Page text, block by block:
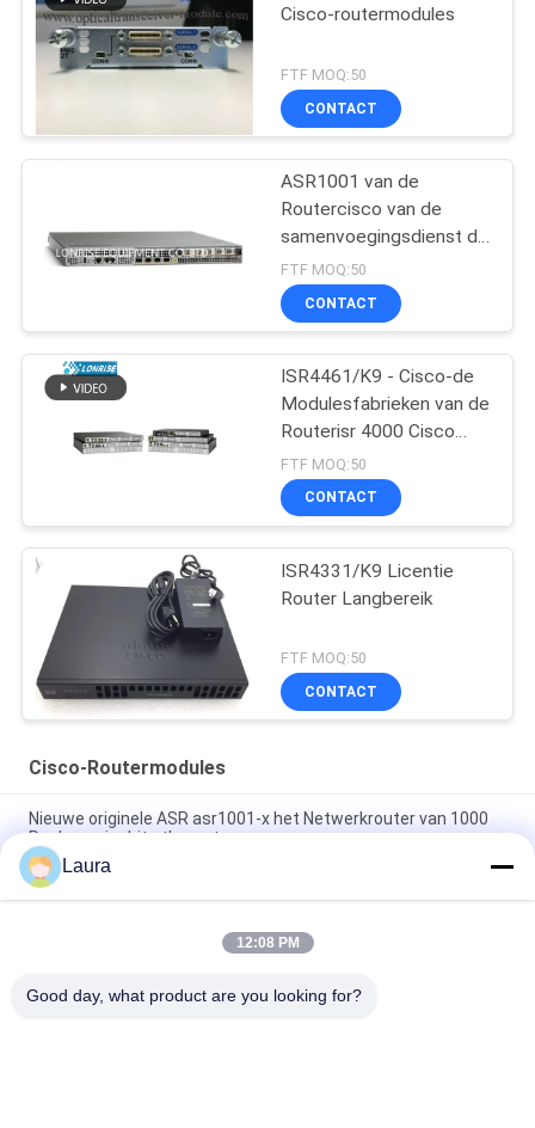
Cisco-routermodules
FTF MOQ:50
CONTACT
ASR1001 van de
Routercisco van de
samenvoegingsdienst de
Fabrieken van de
Routermodules
FTF MOQ:50
CONTACT
ISR4461/K9 - Cisco-de
Modulesfabrieken van de
Routerisr 4000 Cisco
Router
FTF MOQ:50
CONTACT
ISR4331/K9 Licentie
Router Langbereik
FTF MOQ:50
CONTACT
Cisco-Routermodules
Nieuwe originele ASR asr1001-x het Netwerkrouter van 1000
Reeksengigabit ethernet
C9300 - NM - 2Q = Katalysator 9300 2 Reserveonderdelen van
de het Netwerkmodule van X 40GE
Van de Routermodules 2GE 4G van ISR 4221 Cisco van de
Laura
12:08 PM
Good day, what product are you looking for?